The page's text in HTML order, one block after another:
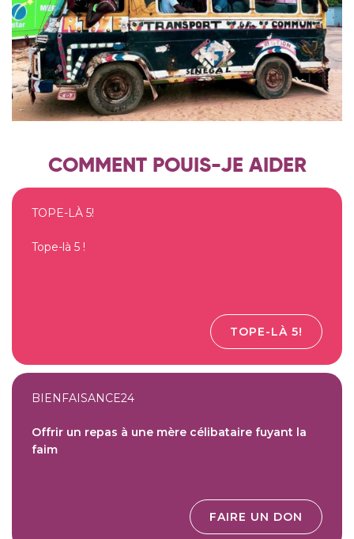
COMMENT POUIS-JE AIDER
TOPE-LÀ 5!
Tope-là 5 !
TOPE-LÀ 5!
BIENFAISANCE24
Offrir un repas à une mère célibataire fuyant la
faim
FAIRE UN DON